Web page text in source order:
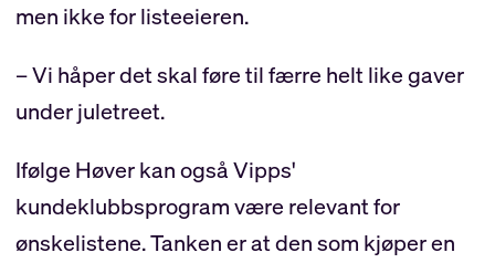
men ikke for listeeieren.
– Vi håper det skal føre til færre helt like gaver
under juletreet.
Ifølge Høver kan også Vipps'
kundeklubbsprogram være relevant for
ønskelistene. Tanken er at den som kjøper en